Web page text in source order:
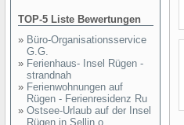
TOP-5 Liste Bewertungen
» Büro-Organisationsservice
G.G.
» Ferienhaus- Insel Rügen -
strandnah
» Ferienwohnungen auf
Rügen - Ferienresidenz Ru
» Ostsee-Urlaub auf der Insel
Rügen in Sellin o